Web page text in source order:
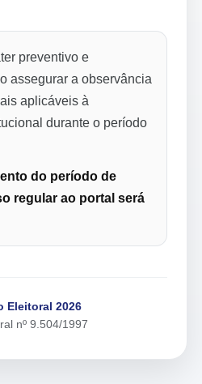
preventivo e
assegurar a observância
aplicáveis à
durante o período
do período de
regular ao portal será
Eleitoral 2026
nº 9.504/1997